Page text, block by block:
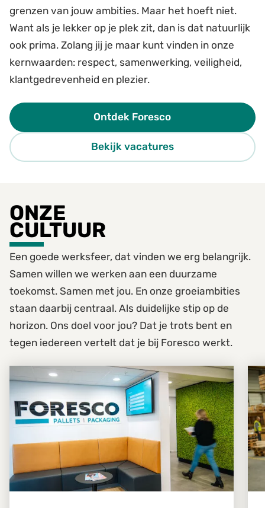
grenzen van jouw ambities. Maar het hoeft niet.
Want als je lekker op je plek zit, dan is dat natuurlijk
ook prima. Zolang jij je maar kunt vinden in onze
kernwaarden: respect, samenwerking, veiligheid,
klantgedrevenheid en plezier.
Ontdek Foresco
Bekijk vacatures
ONZE
CULTUUR
Een goede werksfeer, dat vinden we erg belangrijk.
Samen willen we werken aan een duurzame
toekomst. Samen met jou. En onze groeiambities
staan daarbij centraal. Als duidelijke stip op de
horizon. Ons doel voor jou? Dat je trots bent en
tegen iedereen vertelt dat je bij Foresco werkt.